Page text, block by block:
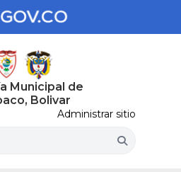
Municipal de
Bolivar
Administrar sitio